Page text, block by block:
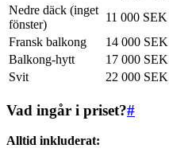
Nedre däck (inget
fönster)
11 000 SEK
Fransk balkong
14 000 SEK
Balkong-hytt
17 000 SEK
Svit
22 000 SEK
Vad ingår i priset?#
Alltid inkluderat: